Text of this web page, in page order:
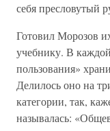
себя пресловутый
Готовил Морозов
учебнику. В
пользования»
Делилось оно на
категории, так,
называлась: